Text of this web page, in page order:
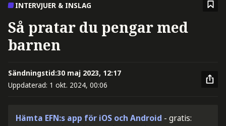
INTERVJUER & INSLAG
Så pratar du pengar med
barnen
Sändningstid:30 maj 2023, 12:17
Uppdaterad: 1 okt. 2024, 00:06
Hämta EFN:s app för iOS och Android - gratis: